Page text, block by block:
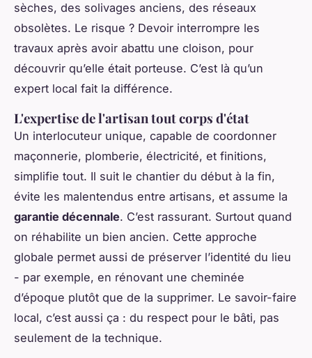
sèches, des solivages anciens, des réseaux
obsolètes. Le risque ? Devoir interrompre les
travaux après avoir abattu une cloison, pour
découvrir qu’elle était porteuse. C’est là qu’un
expert local fait la différence.
L'expertise de l'artisan tout corps d'état
Un interlocuteur unique, capable de coordonner
maçonnerie, plomberie, électricité, et finitions,
simplifie tout. Il suit le chantier du début à la fin,
évite les malentendus entre artisans, et assume la
garantie décennale. C’est rassurant. Surtout quand
on réhabilite un bien ancien. Cette approche
globale permet aussi de préserver l’identité du lieu
- par exemple, en rénovant une cheminée
d’époque plutôt que de la supprimer. Le savoir-faire
local, c’est aussi ça : du respect pour le bâti, pas
seulement de la technique.